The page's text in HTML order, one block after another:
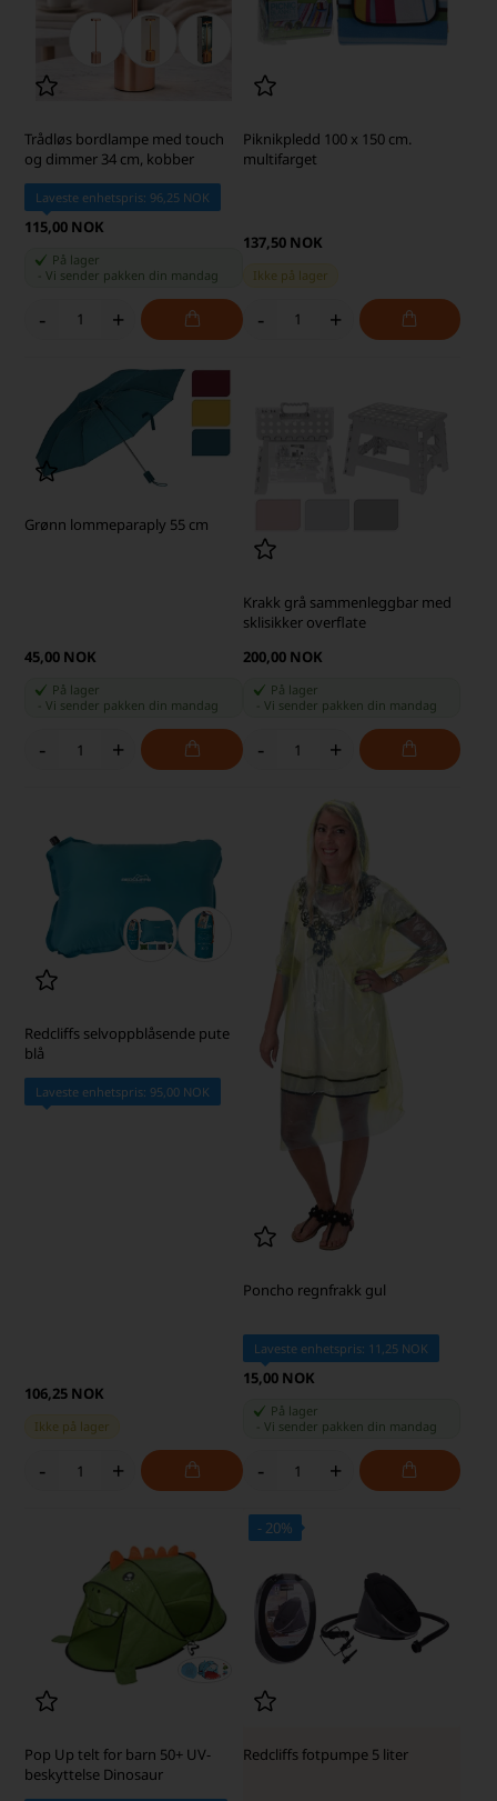
Trådløs bordlampe med touch
og dimmer 34 cm, kobber
Laveste enhetspris: 96,25 NOK
115,00 NOK
På lager
-Vi sender pakken din mandag
- +
Piknikpledd 100 x 150 cm.
multifarget
137,50 NOK
Ikke på lager
- +
Grønn lommeparaply 55 cm
45,00 NOK
På lager
-Vi sender pakken din mandag
- +
Krakk grå sammenleggbar med
sklisikker overflate
200,00 NOK
På lager
Vi sender pakken din mandag
- +
Redcliffs selvoppblåsende pute
blå
Laveste enhetspris: 95,00 NOK
106,25 NOK
Ikke på lager
- +
Poncho regnfrakk gul
Laveste enhetspris: 11,25 NOK
15,00 NOK
På lager
Vi sender pakken din mandag
- +
Pop Up telt for barn 50+ UV-
beskyttelse Dinosaur
- 20%
Redcliffs fotpumpe 5 liter